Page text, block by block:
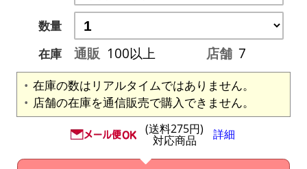
数量
在庫
通販 100以上 店舗 7
在庫の数はリアルタイムではありません。
店舗の在庫を通信販売で購入できません。
(送料275円)
対応商品 詳細